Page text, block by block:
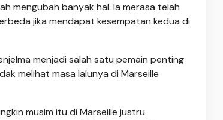
mengubah banyak hal. Ia merasa telah
jika mendapat kesempatan kedua di
menjadi salah satu pemain penting
melihat masa lalunya di Marseille
musim itu di Marseille justru